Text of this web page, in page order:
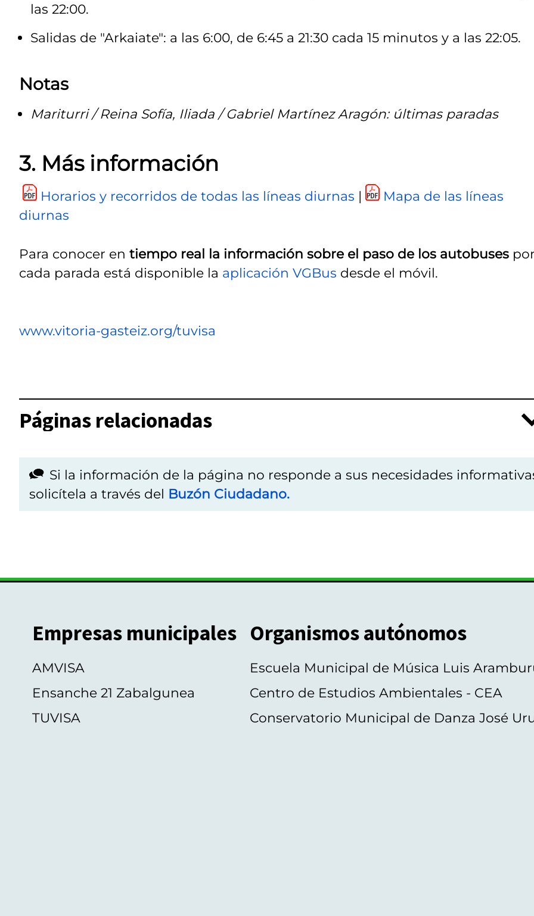
las 22:00.
Salidas de "Arkaiate": a las 6:00, de 6:45 a 21:30 cada 15 minutos y a las 22:05.
Notas
Mariturri / Reina Sofía, Iliada / Gabriel Martínez Aragón: últimas paradas
3. Más información
Horarios y recorridos de todas las líneas diurnas |
Mapa de las líneas
diurnas
Para conocer en tiempo real la información sobre el paso de los autobuses
cada parada está disponible la aplicación VGBus desde el móvil.
www.vitoria-gasteiz.org/tuvisa
Páginas relacionadas
Si la información de la página no responde a sus necesidades
solicítela a través del Buzón Ciudadano.
Empresas municipales
AMVISA
Ensanche 21 Zabalgunea
TUVISA
Organismos autónomos
Escuela Municipal de Música Luis
Centro de Estudios Ambientales - CEA
Conservatorio Municipal de Danza José